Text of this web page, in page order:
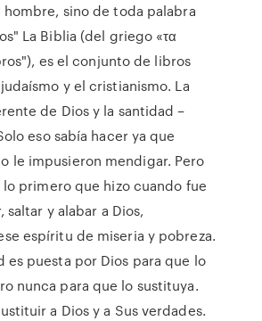
sino de toda palabra
La Biblia (del griego «τα
es el conjunto de libros
y el cristianismo. La
de Dios y la santidad –
eso sabía hacer ya que
le impusieron mendigar. Pero
primero que hizo cuando fue
saltar y alabar a Dios,
espíritu de miseria y pobreza.
es puesta por Dios para que lo
nunca para que lo sustituya.
a Dios y a Sus verdades.